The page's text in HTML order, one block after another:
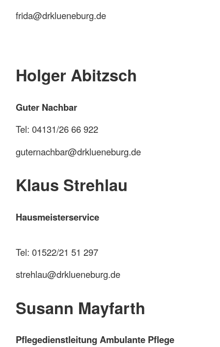
frida@drklueneburg.de
Holger Abitzsch
Guter Nachbar
Tel: 04131/26 66 922
guternachbar@drklueneburg.de
Klaus Strehlau
Hausmeisterservice
Tel: 01522/21 51 297
strehlau@drklueneburg.de
Susann Mayfarth
Pflegedienstleitung Ambulante Pflege